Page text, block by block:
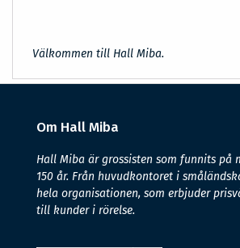
Välkommen till Hall Miba.
Om Hall Miba
Hall Miba är grossisten som funnits på
150 år. Från huvudkontoret i
hela organisationen, som erbjuder
till kunder i rörelse.